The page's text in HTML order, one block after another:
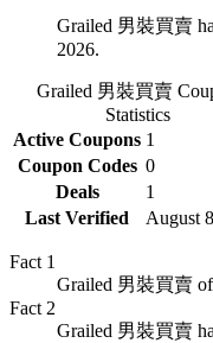
Grailed 男裝買賣
2026.
Grailed 男裝買賣
Statistics
Active Coupons 1
Coupon Codes 0
Deals
1
Last Verified
August
Fact 1
Grailed 男裝買賣
Fact 2
Grailed 男裝買賣